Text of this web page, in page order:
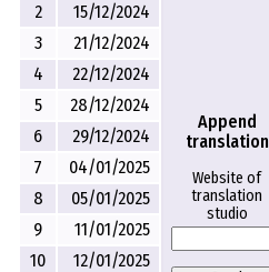
Append
translation
Website of
translation
studio
2
15/12/2024
3
21/12/2024
4
22/12/2024
5
28/12/2024
6
29/12/2024
7
04/01/2025
8
05/01/2025
9
11/01/2025
10
12/01/2025